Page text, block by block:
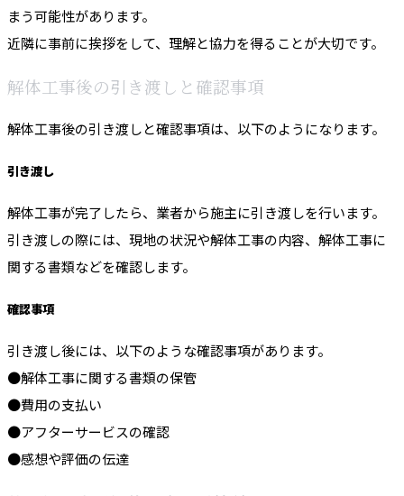
まう可能性があります。
近隣に事前に挨拶をして、理解と協力を得ることが大切です。
解体工事後の引き渡しと確認事項
解体工事後の引き渡しと確認事項は、以下のようになります。
引き渡し
解体工事が完了したら、業者から施主に引き渡しを行います。
引き渡しの際には、現地の状況や解体工事の内容、解体工事に
関する書類などを確認します。
確認事項
引き渡し後には、以下のような確認事項があります。
●解体工事に関する書類の保管
●費用の支払い
●アフターサービスの確認
●感想や評価の伝達